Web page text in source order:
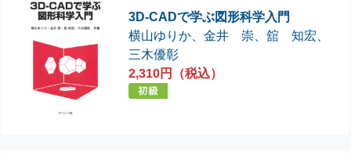
3D-CADで学ぶ図形科学入門
横山ゆりか 、金井 崇 、舘 知宏
三木優彰
2,310円（税込）